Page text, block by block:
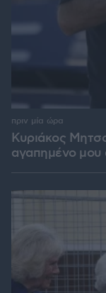
Κυριάκος
αγαπημένο μου
πριν μία ώρα